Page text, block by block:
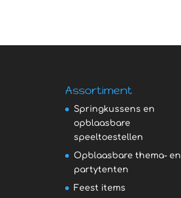
Assortiment
Springkussens en
opblaasbare
speeltoestellen
Opblaasbare thema- en
partytenten
Feest items